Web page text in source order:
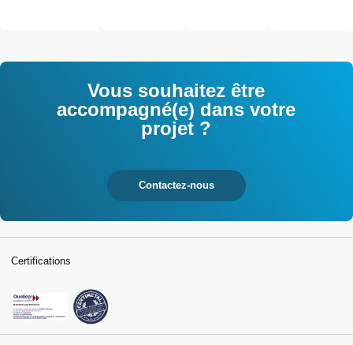
Vous souhaitez être
accompagné(e) dans votre
projet ?
Contactez-nous
Certifications